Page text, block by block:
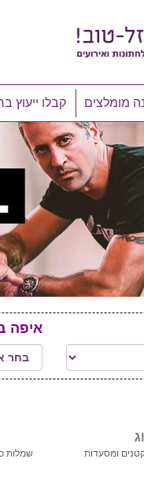
מומלצים קבלו ייעוץ
איפה
קטנים ומסעדות שמלות